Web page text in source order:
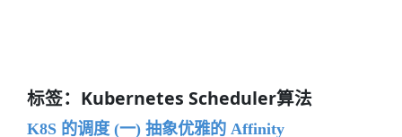
标签：Kubernetes Scheduler算法
K8S 的调度 (一) 抽象优雅的 Affinity